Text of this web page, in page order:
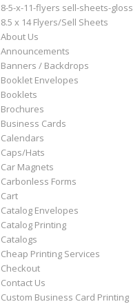
8-5-x-11-flyers sell-sheets-gloss
8.5 x 14 Flyers/Sell Sheets
About Us
Announcements
Banners / Backdrops
Booklet Envelopes
Booklets
Brochures
Business Cards
Calendars
Caps/Hats
Car Magnets
Carbonless Forms
Cart
Catalog Envelopes
Catalog Printing
Catalogs
Cheap Printing Services
Checkout
Contact Us
Custom Business Card Printing